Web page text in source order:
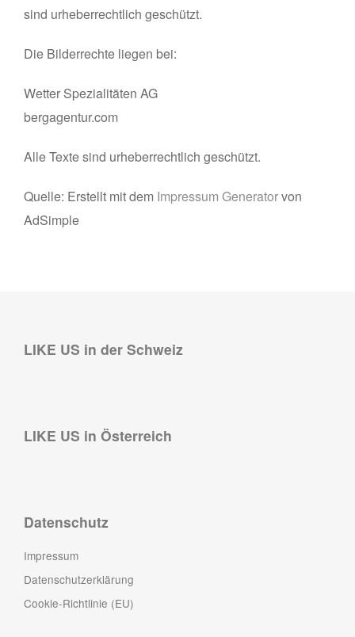
sind urheberrechtlich geschützt.
Die Bilderrechte liegen bei:
Wetter Spezialitäten AG
bergagentur.com
Alle Texte sind urheberrechtlich geschützt.
Quelle: Erstellt mit dem Impressum Generatorvon
AdSimple
LIKE US in der Schweiz
LIKE US in Österreich
Datenschutz
Impressum
Datenschutzerklärung
Cookie-Richtlinie (EU)